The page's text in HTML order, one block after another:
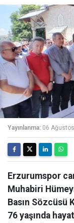
Yayınlanma: 06
Erzurumspor
Muhabiri
Basın Sözcüsü
76 yaşında